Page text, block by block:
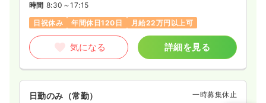
時間 8:30～17:15
日祝休み
年間休日120日 月給22万円以上可
気になる 詳細を見る
日勤のみ（常勤） 一時募集休止